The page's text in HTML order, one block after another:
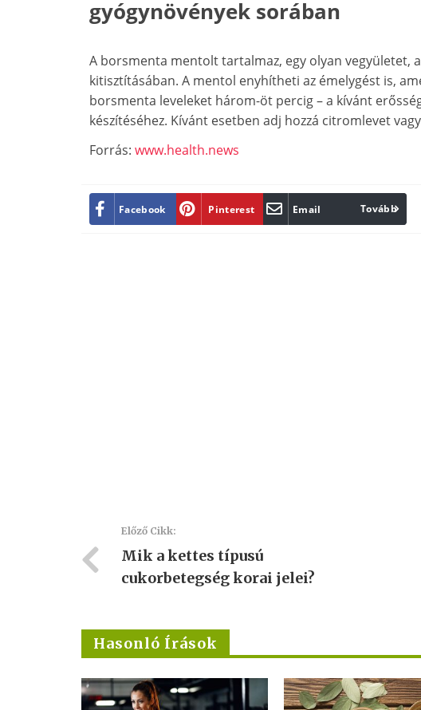
gyógynövények sorában
A borsmenta mentolt tartalmaz, egy olyan vegyületet,
kitisztításában. A mentol enyhítheti az émelygést is,
borsmenta leveleket három-öt percig – a kívánt
készítéséhez. Kívánt esetben adj hozzá citromlevet
Forrás: www.health.news
Facebook Pinterest Email Print
Tovább
Előző Cikk:
Mik a kettes típusú
cukorbetegség korai jelei?
Hasonló Írások